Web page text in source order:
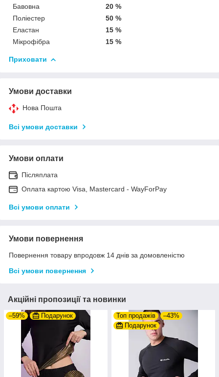
Бавовна
20 %
Поліестер
50 %
Еластан
15 %
Мікрофібра
15 %
Приховати
Умови доставки
Нова Пошта
Всі умови доставки
Умови оплати
Післяплата
Оплата картою Visa, Mastercard - WayForPay
Всі умови оплати
Умови повернення
Повернення товару впродовж 14 днів за домовленістю
Всі умови повернення
Акційні пропозиції та новинки
–59% Подарунок Топ продажів
–43%
Подарунок